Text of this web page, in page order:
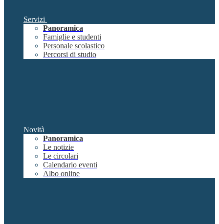
Servizi
Panoramica
Famiglie e studenti
Personale scolastico
Percorsi di studio
Novità
Panoramica
Le notizie
Le circolari
Calendario eventi
Albo online